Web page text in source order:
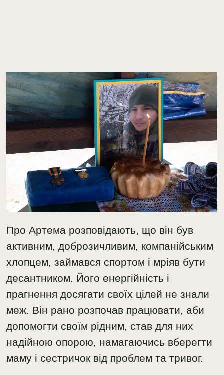
Про Артема розповідають, що він був
активним, доброзичливим, компанійським
хлопцем, займався спортом і мріяв бути
десантником. Його енергійність і
прагнення досягати своїх цілей не знали
меж. Він рано розпочав працювати, аби
допомогти своїм рідним, став для них
надійною опорою, намагаючись вберегти
маму і сестричок від проблем та тривог.